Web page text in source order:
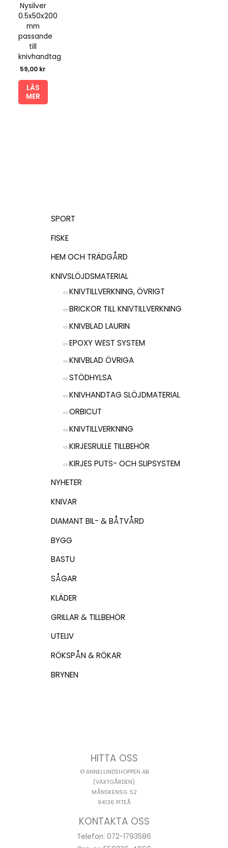
SPORT
FISKE
HEM OCH TRÄDGÅRD
KNIVSLÖJDSMATERIAL
KNIVTILLVERKNING, ÖVRIGT
BRICKOR TILL KNIVTILLVERKNING
KNIVBLAD LAURIN
EPOXY WEST SYSTEM
KNIVBLAD ÖVRIGA
STÖDHYLSA
KNIVHANDTAG SLÖJDMATERIAL
ORBICUT
KNIVTILLVERKNING
KIRJESRULLE TILLBEHÖR
KIRJES PUTS- OCH SLIPSYSTEM
NYHETER
KNIVAR
DIAMANT BIL- & BÅTVÅRD
BYGG
BASTU
SÅGAR
KLÄDER
GRILLAR & TILLBEHÖR
UTELIV
RÖKSPÅN & RÖKAR
BRYNEN
Nysilver
0.5x50x200
mm
passande
till
knivhandtag
59,00 kr
LÄS
MER
HITTA OSS
© ANNELUNDSHOPPEN AB
(VÄXTGÅRDEN)
MÅNSKENSG. 52
94136 PITEÅ
KONTAKTA OSS
Telefon: 072-1793586